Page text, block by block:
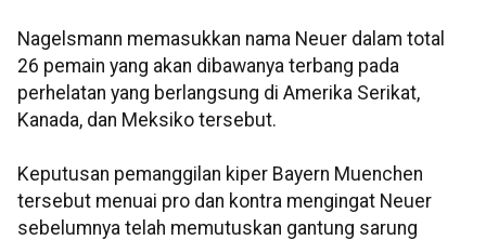
Nagelsmann memasukkan nama Neuer dalam total
26 pemain yang akan dibawanya terbang pada
perhelatan yang berlangsung di Amerika Serikat,
Kanada, dan Meksiko tersebut.
Keputusan pemanggilan kiper Bayern Muenchen
tersebut menuai pro dan kontra mengingat Neuer
sebelumnya telah memutuskan gantung sarung